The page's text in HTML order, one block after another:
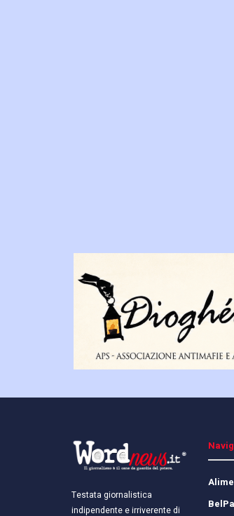
Testata giornalistica
indipendente e irriverente di